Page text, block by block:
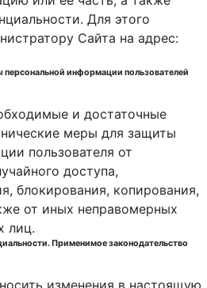
Для этого
Сайта на адрес:
информации пользователей
и достаточные
меры для защиты
пользователя от
доступа,
блокирования, копирования,
от иных неправомерных
лиц.
Применимое законодательство